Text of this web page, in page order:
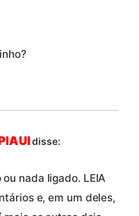
disse:
ou nada ligado. LEIA
e, em um deles,